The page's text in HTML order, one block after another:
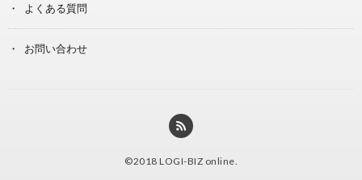
よくある質問
お問い合わせ
©2018 LOGI-BIZ online